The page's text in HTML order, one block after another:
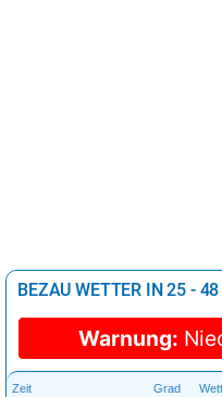
BEZAU WETTER IN 25 -
Warnung:
Zeit Grad